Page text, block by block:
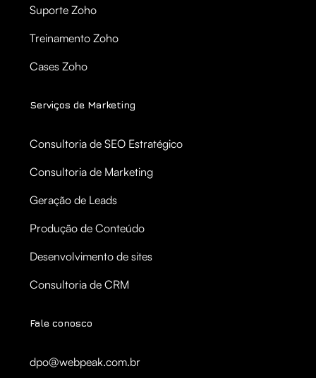
Suporte Zoho
Treinamento Zoho
Cases Zoho
Serviços de Marketing
Consultoria de SEO Estratégico
Consultoria de Marketing
Geração de Leads
Produção de Conteúdo
Desenvolvimento de sites
Consultoria de CRM
Fale conosco
dpo@webpeak.com.br